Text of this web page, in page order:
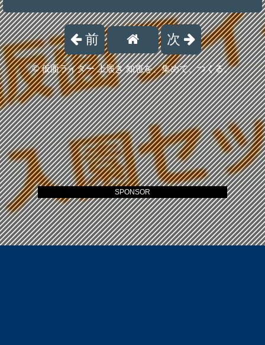
前 次
©仮面ライダー 上履き 知恵を、集めて、つくる。
SPONSOR